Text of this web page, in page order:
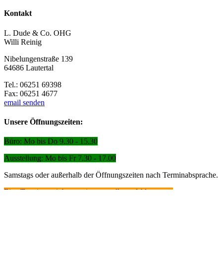
Kontakt
L. Dude & Co. OHG
Willi Reinig
Nibelungenstraße 139
64686 Lautertal
Tel.: 06251 69398
Fax: 06251 4677
email senden
Unsere Öffnungszeiten:
Büro: Mo bis Do 9.30 - 15.30
Ausstellung: Mo bis Fr 7.30 - 17.00
Samstags oder außerhalb der Öffnungszeiten nach Terminabsprache.
Eine Terminvereinbarung ist generell empfehlenswert.